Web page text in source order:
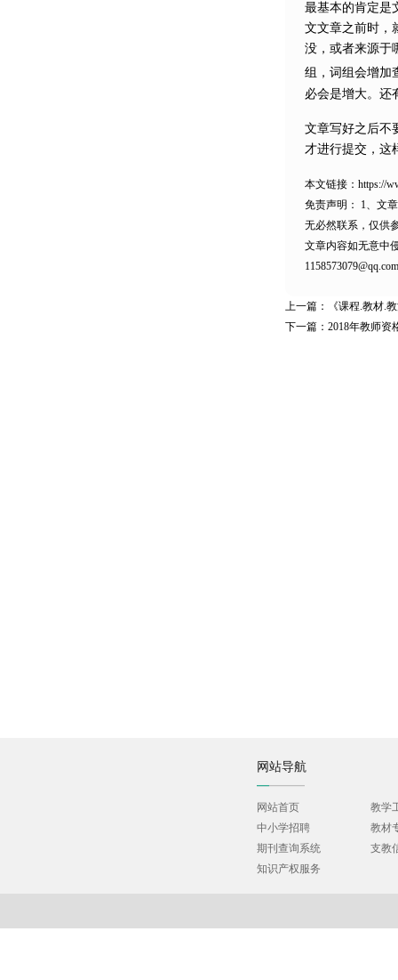
最基本的肯定是
文文章之前时，
没，或者来源于
组，词组会增加
必会是增大。还
文章写好之后不
才进行提交，这
本文链接： https://
免责声明： 1、文
无必然联系，仅供
文章内容如无意中
上一篇：
《课程.教材.
下一篇： 2018年教师资
网站导航
网站首页
中小学招聘
期刊查询系统
知识产权服务
教学
教材
支教